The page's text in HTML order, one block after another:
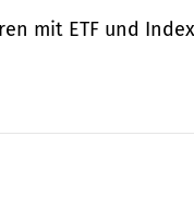
mit ETF und